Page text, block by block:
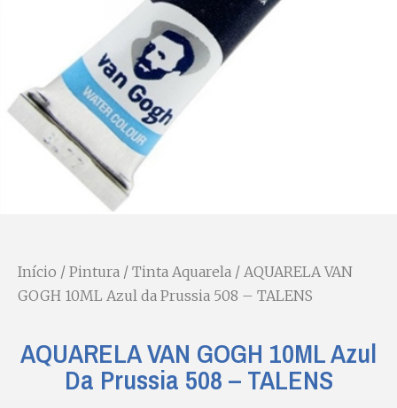
Início / Pintura / Tinta Aquarela / AQUARELA VAN
GOGH 10ML Azul da Prussia 508 – TALENS
AQUARELA VAN GOGH 10ML Azul
Da Prussia 508 – TALENS